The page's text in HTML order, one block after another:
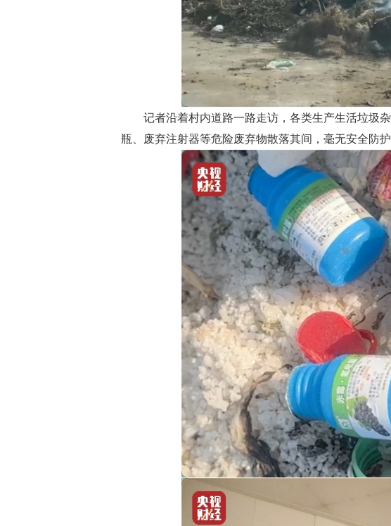
记者沿着村内道路一路走访，各类生产生活垃圾
瓶、废弃注射器等危险废弃物散落其间，毫无安全防